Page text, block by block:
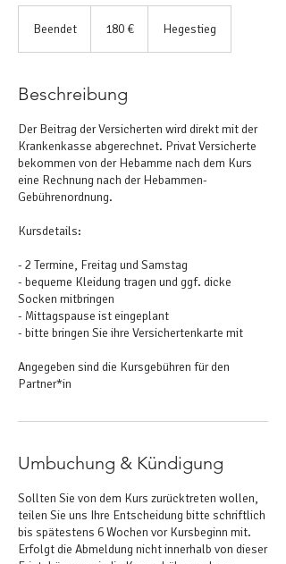
Beendet
d
t
180 € Hegestieg
Beschreibung
Der Beitrag der Versicherten wird direkt mit der
Krankenkasse abgerechnet. Privat Versicherte
bekommen von der Hebamme nach dem Kurs
eine Rechnung nach der Hebammen-
Gebührenordnung.
Kursdetails:
- 2 Termine, Freitag und Samstag
- bequeme Kleidung tragen und ggf. dicke
Socken mitbringen
- Mittagspause ist eingeplant
- bitte bringen Sie ihre Versichertenkarte mit
Angegeben sind die Kursgebühren für den
Partner*in
Umbuchung & Kündigung
Sollten Sie von dem Kurs zurücktreten wollen,
teilen Sie uns Ihre Entscheidung bitte schriftlich
bis spätestens 6 Wochen vor Kursbeginn mit.
Erfolgt die Abmeldung nicht innerhalb von dieser